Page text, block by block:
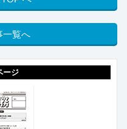
一覧へ
ージ